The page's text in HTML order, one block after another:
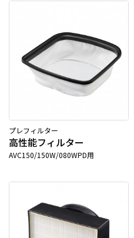
プレフィルター
高性能フィルター
AVC150/150W/080WPD用